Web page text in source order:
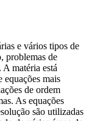
e vários tipos de
problemas de
matéria está
equações mais
de ordem
As equações
são utilizadas